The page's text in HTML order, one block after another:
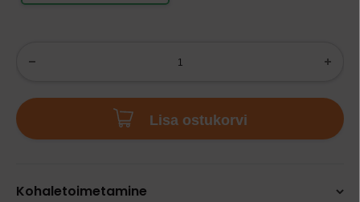
Lisa ostukorvi
Kohaletoimetamine